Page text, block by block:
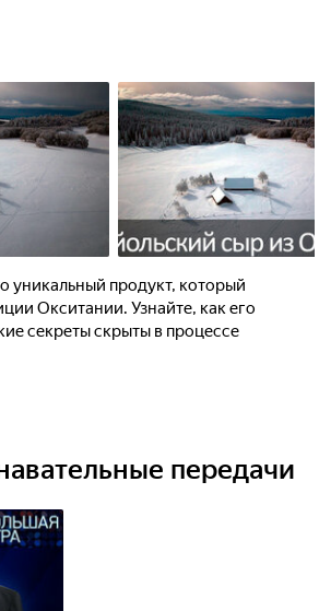
уникальный продукт, который
Окситании. Узнайте, как его
секреты скрыты в процессе
передачи